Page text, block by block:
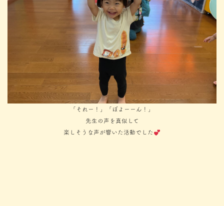
「それー！」「ぼよーーん！」
先生の声を真似して
楽しそうな声が響いた活動でした